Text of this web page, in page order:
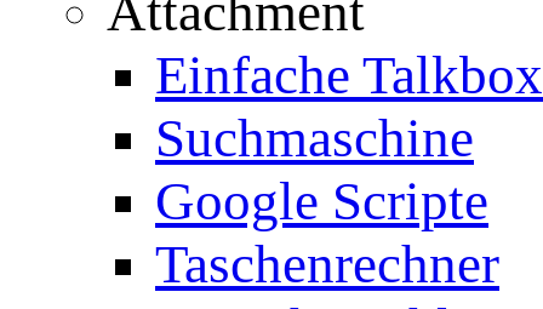
Einfache Talkbox
Suchmaschine
Google Scripte
Taschenrechner